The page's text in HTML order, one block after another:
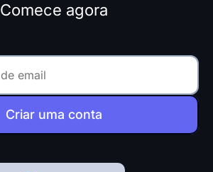
Comece agora
Criar uma conta